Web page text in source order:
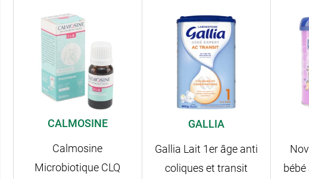
CALMOSINE
Calmosine
Microbiotique CLQ
GALLIA
Gallia Lait 1er âge anti
coliques et transit